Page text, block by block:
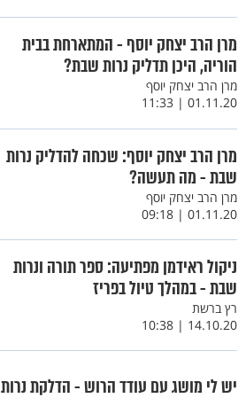
מרן הרב יצחק יוסף - המתארחת בבית
הוריה, היכן תדליק נרות שבת?
מרן הרב יצחק יוסף
01.11.20 | 11:33
מרן הרב יצחק יוסף: שכחה להדליק נרות
שבת - מה תעשה?
מרן הרב יצחק יוסף
01.11.20 | 09:18
ניקול ראידמן מפתיעה: ספר תורה ונרות
שבת - במהלך טיול בפריז
רץ ברשת
14.10.20 | 10:38
יש לי מושג עם עודד הרוש - הדלקת נרות